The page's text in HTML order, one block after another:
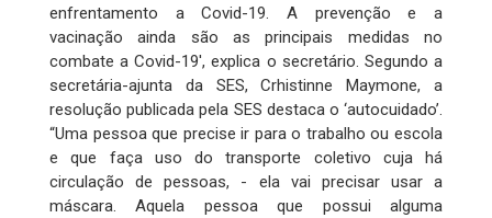
enfrentamento a Covid-19. A prevenção e a
vacinação ainda são as principais medidas no
combate a Covid-19', explica o secretário. Segundo a
secretária-ajunta da SES, Crhistinne Maymone, a
resolução publicada pela SES destaca o ‘autocuidado’.
“Uma pessoa que precise ir para o trabalho ou escola
e que faça uso do transporte coletivo cuja há
circulação de pessoas, - ela vai precisar usar a
máscara. Aquela pessoa que possui alguma